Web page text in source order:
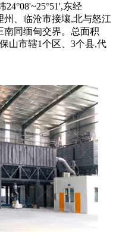
东经
州、临沧市接壤,北与怒江
南同缅甸交界。总面积
山市辖1个区、3个县,代